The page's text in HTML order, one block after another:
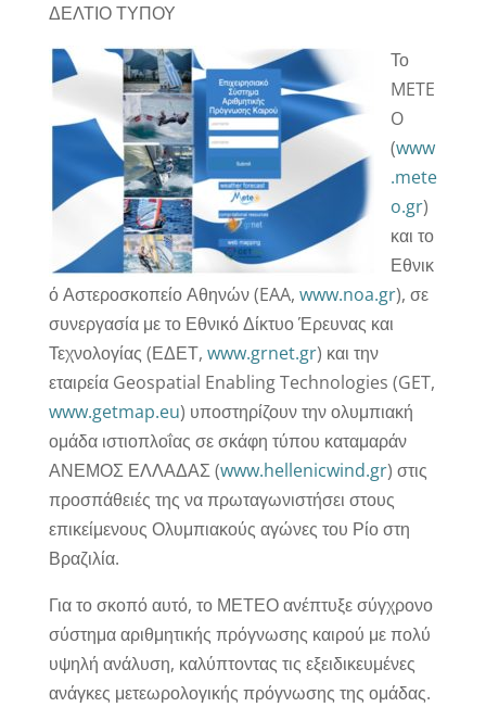
ΔΕΛΤΙΟ ΤΥΠΟΥ
Το
METE
O
(www
.mete
o.gr)
και το
Εθνικ
ό Αστεροσκοπείο Αθηνών (EAA, www.noa.gr), σε
συνεργασία με το Εθνικό Δίκτυο Έρευνας και
Τεχνολογίας (ΕΔΕΤ, www.grnet.gr) και την
εταιρεία Geospatial Enabling Technologies (GET,
www.getmap.eu) υποστηρίζουν την ολυμπιακή
ομάδα ιστιοπλοΐας σε σκάφη τύπου καταμαράν
ΑΝΕΜΟΣ ΕΛΛΑΔΑΣ (www.hellenicwind.gr) στις
προσπάθειές της να πρωταγωνιστήσει στους
επικείμενους Ολυμπιακούς αγώνες του Ρίο στη
Βραζιλία.
Για το σκοπό αυτό, το ΜΕΤΕΟ ανέπτυξε σύγχρονο
σύστημα αριθμητικής πρόγνωσης καιρού με πολύ
υψηλή ανάλυση, καλύπτοντας τις εξειδικευμένες
ανάγκες μετεωρολογικής πρόγνωσης της ομάδας.